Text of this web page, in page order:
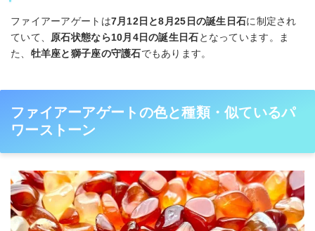
ファイアーアゲートは7月12日と8月25日の誕生日石に制定され
ていて、 原石状態なら10月4日の誕生日石となっています。ま
た、 牡羊座と獅子座の守護石でもあります。
ファイアーアゲートの色と種類・似ているパ
ワーストーン